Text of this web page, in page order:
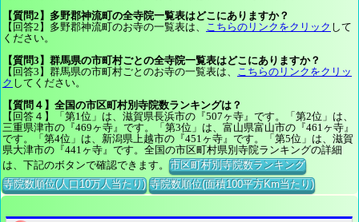
【質問2】多野郡神流町の全寺院一覧表はどこにありますか？
【回答2】多野郡神流町のお寺の一覧表は、
こちらのリンクをクリック して
ください。
【質問3】群馬県の市町村ごとの全寺院一覧表はどこにありますか？
【回答3】群馬県の市町村ごとのお寺の一覧表は、
こちらのリンクをクリッ
ク してください。
【質問４】全国の市区町村別寺院数ランキングは？
【回答４】「第1位」は、滋賀県長浜市の『507ヶ寺』です。「第2位」は、
三重県津市の『469ヶ寺』です。「第3位」は、富山県富山市の『461ヶ寺』
です。「第4位」は、新潟県上越市の『451ヶ寺』です。「第5位」は、滋賀
県大津市の『441ヶ寺』です。全国の市区町村県別寺院ランキングの詳細
は、下記のボタンで確認できます。市区町村別寺院数ランキング
寺院数順位(人口10万人当たり) 寺院数順位(面積100平方Km当たり)